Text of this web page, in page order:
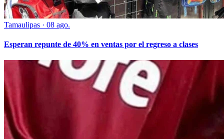
Tamaulipas · 08 ago.
Esperan repunte de 40% en ventas por el regreso a clases